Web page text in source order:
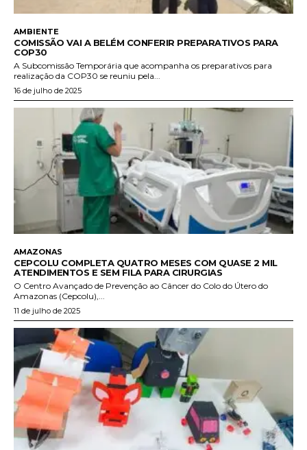
AMBIENTE
COMISSÃO VAI A BELÉM CONFERIR PREPARATIVOS PARA
COP30
A Subcomissão Temporária que acompanha os preparativos para
realização da COP30 se reuniu pela...
16 de julho de 2025
AMAZONAS
CEPCOLU COMPLETA QUATRO MESES COM QUASE 2 MIL
ATENDIMENTOS E SEM FILA PARA CIRURGIAS
O Centro Avançado de Prevenção ao Câncer do Colo do Útero do
Amazonas (Cepcolu),...
11 de julho de 2025